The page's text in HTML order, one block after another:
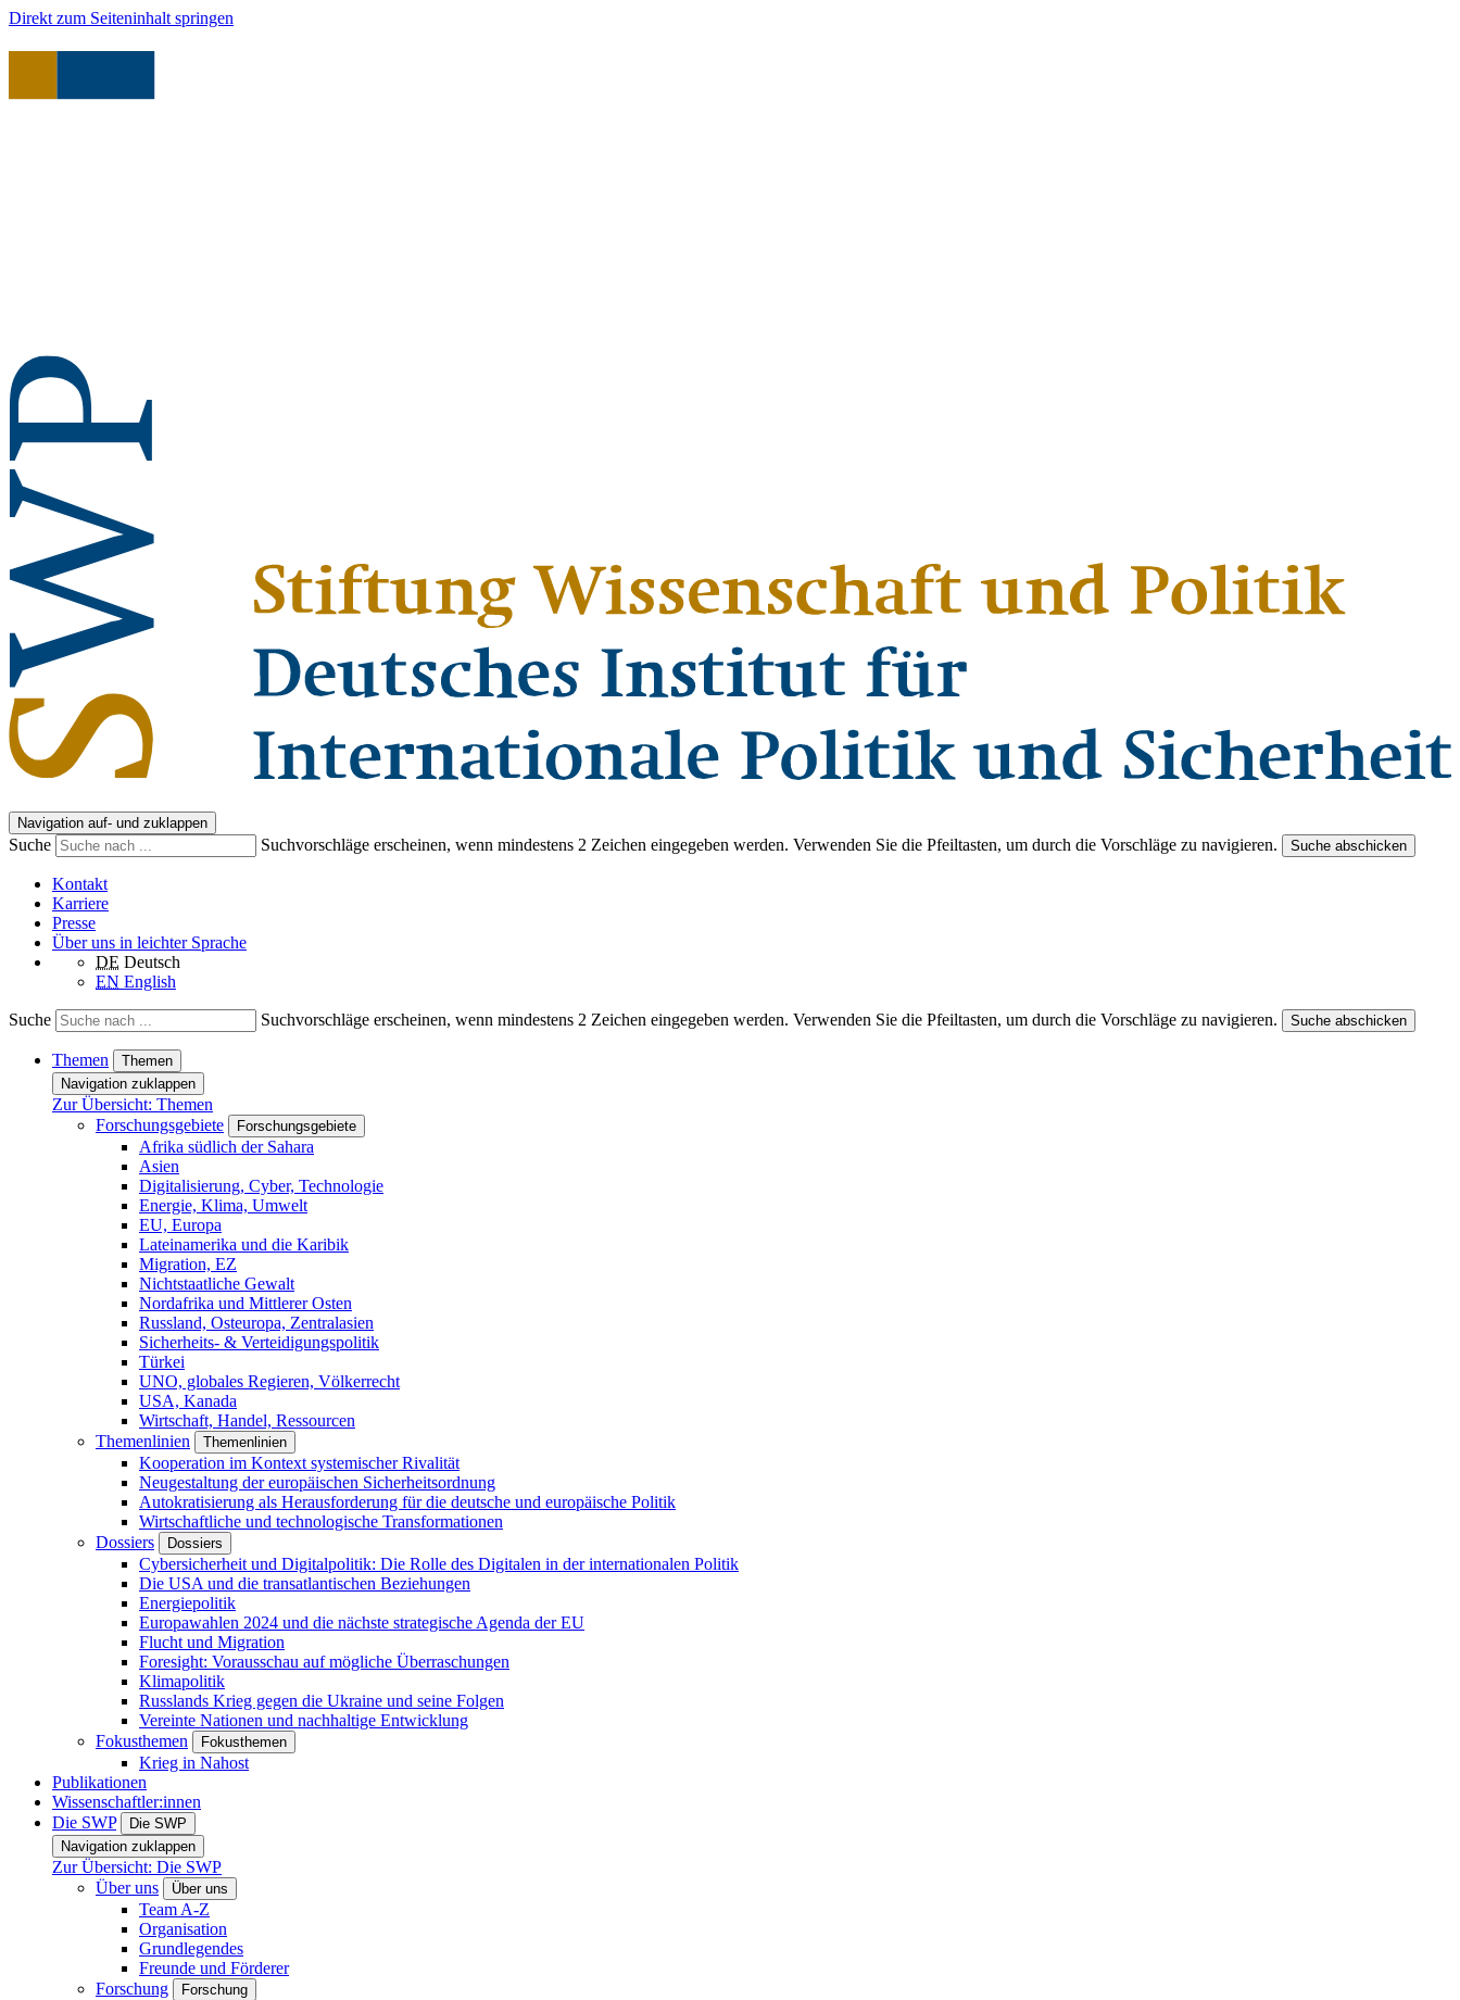
Direkt zum Seiteninhalt springen
Navigation auf- und zuklappen
Suche Suchvorschläge erscheinen, wenn mindestens 2 Zeichen eingegeben werden. Verwenden Sie die Pfeiltasten, um durch die Vorschläge zu navigieren. Suche abschicken
Kontakt
Karriere
Presse
Über uns in leichter Sprache
DE Deutsch
EN English
Suche Suchvorschläge erscheinen, wenn mindestens 2 Zeichen eingegeben werden. Verwenden Sie die Pfeiltasten, um durch die Vorschläge zu navigieren. Suche abschicken
Themen
Themen
Navigation zuklappen
Zur Übersicht: Themen
Forschungsgebiete
Forschungsgebiete
Afrika südlich der Sahara
Asien
Digitalisierung, Cyber, Technologie
Energie, Klima, Umwelt
EU, Europa
Lateinamerika und die Karibik
Migration, EZ
Nichtstaatliche Gewalt
Nordafrika und Mittlerer Osten
Russland, Osteuropa, Zentralasien
Sicherheits- & Verteidigungspolitik
Türkei
UNO, globales Regieren, Völkerrecht
USA, Kanada
Wirtschaft, Handel, Ressourcen
Themenlinien
Themenlinien
Kooperation im Kontext systemischer Rivalität
Neugestaltung der europäischen Sicherheitsordnung
Autokratisierung als Herausforderung für die deutsche und europäische Politik
Wirtschaftliche und technologische Transformationen
Dossiers
Dossiers
Cybersicherheit und Digitalpolitik: Die Rolle des Digitalen in der internationalen Politik
Die USA und die transatlantischen Beziehungen
Energiepolitik
Europawahlen 2024 und die nächste strategische Agenda der EU
Flucht und Migration
Foresight: Vorausschau auf mögliche Überraschungen
Klimapolitik
Russlands Krieg gegen die Ukraine und seine Folgen
Vereinte Nationen und nachhaltige Entwicklung
Fokusthemen
Fokusthemen
Krieg in Nahost
Publikationen
Wissenschaftler:innen
Die SWP
Die SWP
Navigation zuklappen
Zur Übersicht: Die SWP
Über uns
Über uns
Team A-Z
Organisation
Grundlegendes
Freunde und Förderer
Forschung
Forschung